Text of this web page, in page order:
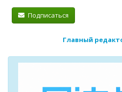
Подписаться
Главный